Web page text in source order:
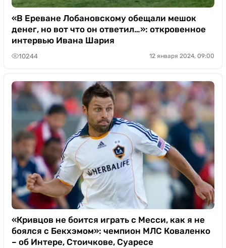
«В Ереване Лобановскому обещали мешок
денег, но вот что он ответил…»: откровенное
интервью Ивана Шария
10244 12 января 2024, 09:00
«Кривцов не боится играть с Месси, как я не
боялся с Бекхэмом»: чемпион МЛС Коваленко
– об Интере, Стоичкове, Суаресе